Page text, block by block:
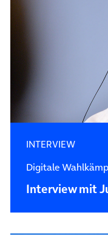
INTERVIEW
Digitale
Interview mit